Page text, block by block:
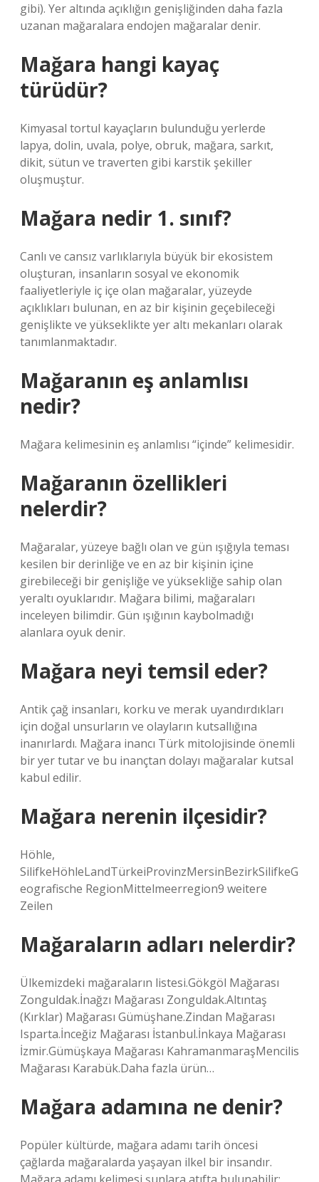
gibi). Yer altında açıklığın genişliğinden daha fazla
uzanan mağaralara endojen mağaralar denir.
Mağara hangi kayaç
türüdür?
Kimyasal tortul kayaçların bulunduğu yerlerde
lapya, dolin, uvala, polye, obruk, mağara, sarkıt,
dikit, sütun ve traverten gibi karstik şekiller
oluşmuştur.
Mağara nedir 1. sınıf?
Canlı ve cansız varlıklarıyla büyük bir ekosistem
oluşturan, insanların sosyal ve ekonomik
faaliyetleriyle iç içe olan mağaralar, yüzeyde
açıklıkları bulunan, en az bir kişinin geçebileceği
genişlikte ve yükseklikte yer altı mekanları olarak
tanımlanmaktadır.
Mağaranın eş anlamlısı
nedir?
Mağara kelimesinin eş anlamlısı “içinde” kelimesidir.
Mağaranın özellikleri
nelerdir?
Mağaralar, yüzeye bağlı olan ve gün ışığıyla teması
kesilen bir derinliğe ve en az bir kişinin içine
girebileceği bir genişliğe ve yüksekliğe sahip olan
yeraltı oyuklarıdır. Mağara bilimi, mağaraları
inceleyen bilimdir. Gün ışığının kaybolmadığı
alanlara oyuk denir.
Mağara neyi temsil eder?
Antik çağ insanları, korku ve merak uyandırdıkları
için doğal unsurların ve olayların kutsallığına
inanırlardı. Mağara inancı Türk mitolojisinde önemli
bir yer tutar ve bu inançtan dolayı mağaralar kutsal
kabul edilir.
Mağara nerenin ilçesidir?
Höhle,
SilifkeHöhleLandTürkeiProvinzMersinBezirkSilifkeG
eografische RegionMittelmeerregion9 weitere
Zeilen
Mağaraların adları nelerdir?
Ülkemizdeki mağaraların listesi.Gökgöl Mağarası
Zonguldak.İnağzı Mağarası Zonguldak.Altıntaş
(Kırklar) Mağarası Gümüşhane.Zindan Mağarası
Isparta.İnceğiz Mağarası İstanbul.İnkaya Mağarası
İzmir.Gümüşkaya Mağarası KahramanmaraşMencilis
Mağarası Karabük.Daha fazla ürün…
Mağara adamına ne denir?
Popüler kültürde, mağara adamı tarih öncesi
çağlarda mağaralarda yaşayan ilkel bir insandır.